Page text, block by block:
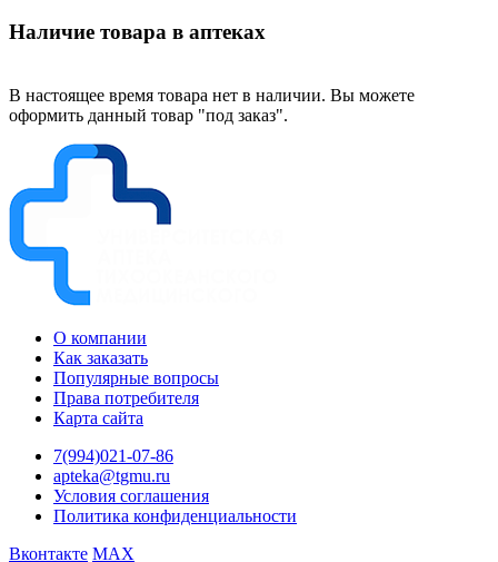
Наличие товара в аптеках
В настоящее время товара нет в наличии. Вы можете
оформить данный товар "под заказ".
О компании
Как заказать
Популярные вопросы
Права потребителя
Карта сайта
7(994)021-07-86
apteka@tgmu.ru
Условия соглашения
Политика конфиденциальности
Вконтакте MAX